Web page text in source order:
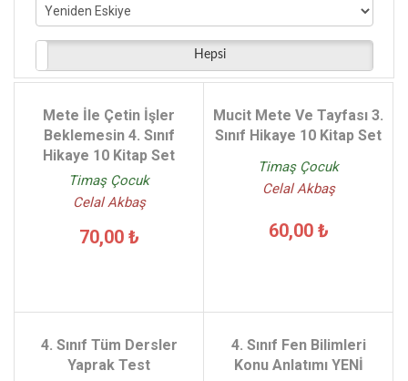
Hepsi
Mete İle Çetin İşler
Beklemesin 4. Sınıf
Hikaye 10 Kitap Set
Timaş Çocuk
Celal Akbaş
70,00 ₺
Mucit Mete Ve Tayfası 3.
Sınıf Hikaye 10 Kitap Set
Timaş Çocuk
Celal Akbaş
60,00 ₺
4. Sınıf Tüm Dersler
Yaprak Test
4. Sınıf Fen Bilimleri
Konu Anlatımı YENİ